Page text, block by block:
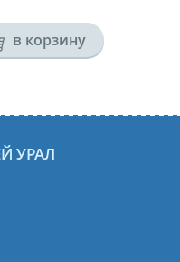
в корзину
УРАЛ